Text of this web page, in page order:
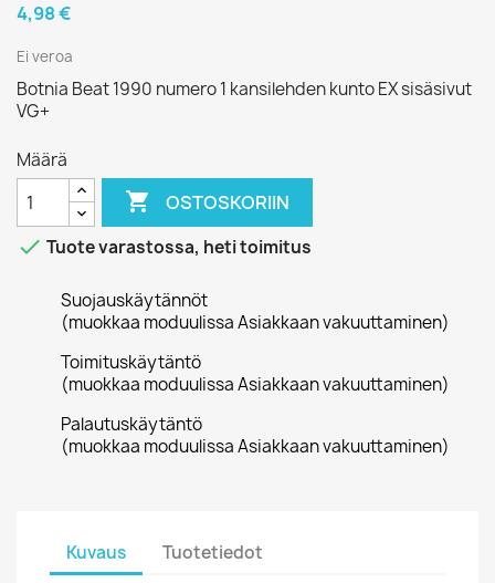
4,98 €
Ei veroa
Botnia Beat 1990 numero 1 kansilehden kunto EX sisäsivut
VG+
Määrä
 OSTOSKORIIN
 Tuote varastossa, heti toimitus
Suojauskäytännöt
(muokkaa moduulissa Asiakkaan vakuuttaminen)
Toimituskäytäntö
(muokkaa moduulissa Asiakkaan vakuuttaminen)
Palautuskäytäntö
(muokkaa moduulissa Asiakkaan vakuuttaminen)
Kuvaus Tuotetiedot